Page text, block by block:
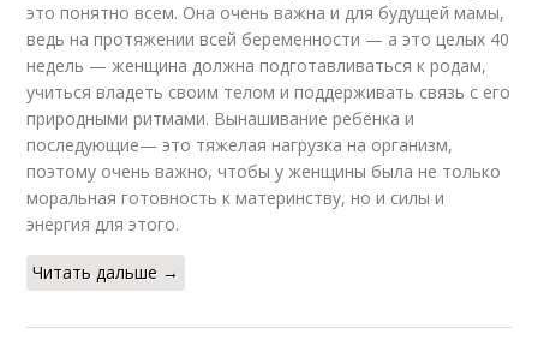
это понятно всем. Она очень важна и для будущей мамы,
ведь на протяжении всей беременности — а это целых 40
недель — женщина должна подготавливаться к родам,
учиться владеть своим телом и поддерживать связь с его
природными ритмами. Вынашивание ребёнка и
последующие— это тяжелая нагрузка на организм,
поэтому очень важно, чтобы у женщины была не только
моральная готовность к материнству, но и силы и
энергия для этого.
Читать дальше →